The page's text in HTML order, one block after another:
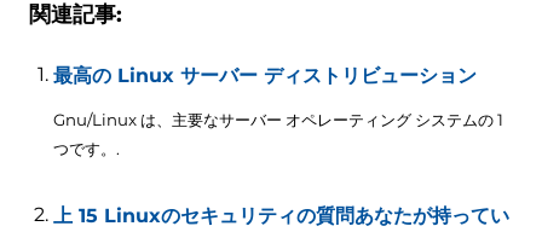
関連記事:
最高の Linux サーバー ディストリビューション
Gnu/Linux は、主要なサーバー オペレーティング システムの 1
つです。.
上 15 Linuxのセキュリティの質問あなたが持ってい